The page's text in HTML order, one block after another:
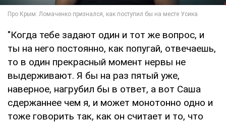
"Когда тебе задают один и тот же вопрос, и
ты на него постоянно, как попугай, отвечаешь,
то в один прекрасный момент нервы не
выдерживают. Я бы на раз пятый уже,
наверное, нагрубил бы в ответ, а вот Саша
сдержаннее чем я, и может монотонно одно и
тоже говорить так, как он считает и то, что